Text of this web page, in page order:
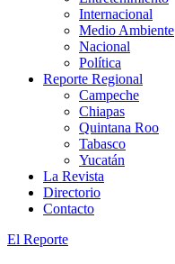
Internacional
Medio Ambiente
Nacional
Política
Reporte Regional
Campeche
Chiapas
Quintana Roo
Tabasco
Yucatán
La Revista
Directorio
Contacto
El Reporte